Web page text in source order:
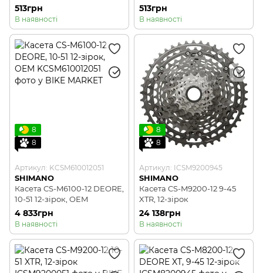
513грн
В наявності
513грн
В наявності
8
8
Артикул: KCSM610012051
SHIMANO
Касета CS-M6100-12 DEORE,
10-51 12-зірок, OEM
4 833грн
В наявності
8
8
Артикул: ICSM9200945
SHIMANO
Касета CS-M9200-12 9-45
XTR, 12-зірок
24 138грн
В наявності